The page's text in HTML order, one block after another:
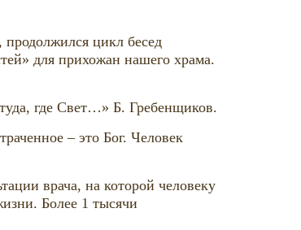
продолжился цикл бесед
для прихожан нашего храма.
где Свет…» Б. Гребенщиков.
– это Бог. Человек
врача, на которой человеку
Более 1 тысячи